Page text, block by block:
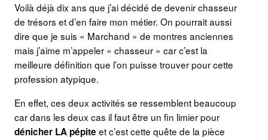
Voilà déjà dix ans que j’ai décidé de devenir chasseur
de trésors et d’en faire mon métier. On pourrait aussi
dire que je suis « Marchand » de montres anciennes
mais j’aime m’appeler « chasseur » car c’est la
meilleure définition que l’on puisse trouver pour cette
profession atypique.
En effet, ces deux activités se ressemblent beaucoup
car dans les deux cas il faut être un fin limier pour
dénicher LA pépite et c’est cette quête de la pièce